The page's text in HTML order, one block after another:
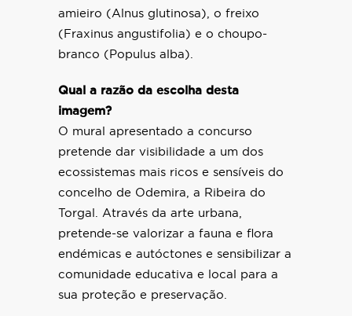
amieiro (Alnus glutinosa), o freixo
(Fraxinus angustifolia) e o choupo-
branco (Populus alba).
Qual a razão da escolha desta
imagem?
O mural apresentado a concurso
pretende dar visibilidade a um dos
ecossistemas mais ricos e sensíveis do
concelho de Odemira, a Ribeira do
Torgal. Através da arte urbana,
pretende-se valorizar a fauna e flora
endémicas e autóctones e sensibilizar a
comunidade educativa e local para a
sua proteção e preservação.